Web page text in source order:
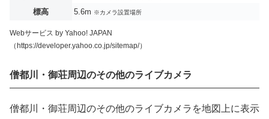
標高
5.6m ※カメラ設置場所
Webサービス by Yahoo! JAPAN
（https://developer.yahoo.co.jp/sitemap/）
僧都川・御荘周辺のその他のライブカメラ
僧都川・御荘周辺のその他のライブカメラを地図上に表示